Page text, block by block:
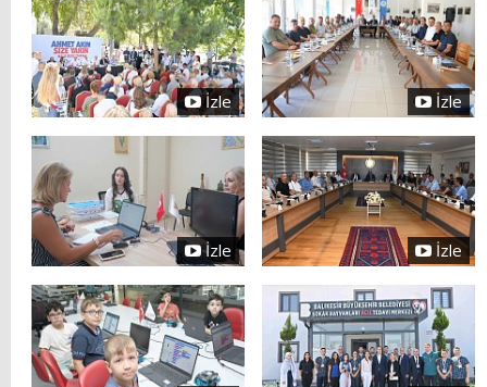
İzle İzle
İzle İzle